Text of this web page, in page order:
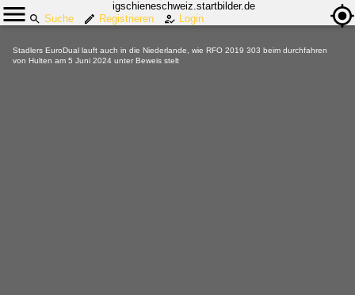
igschieneschweiz.startbilder.de
Suche
Registrieren Login
Stadlers EuroDual lauft auch in die Niederlande, wie RFO 2019 303 beim durchfahren
von Hulten am 5 Juni 2024 unter Beweis stelt